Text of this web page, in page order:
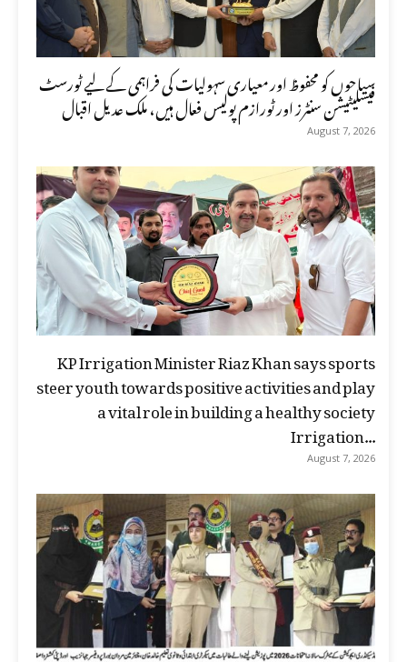
سیاحوں کو محفوظ اور معیاری سہولیات کی فراہمی کے لیے ٹورسٹ
فیسلیٹیشن سنٹرز اور ٹورازم پولیس فعال ہیں، ملک عدیل اقبال
August 7, 2026
KP Irrigation Minister Riaz Khan says sports
steer youth towards positive activities and play
a vital role in building a healthy society
Irrigation...
August 7, 2026